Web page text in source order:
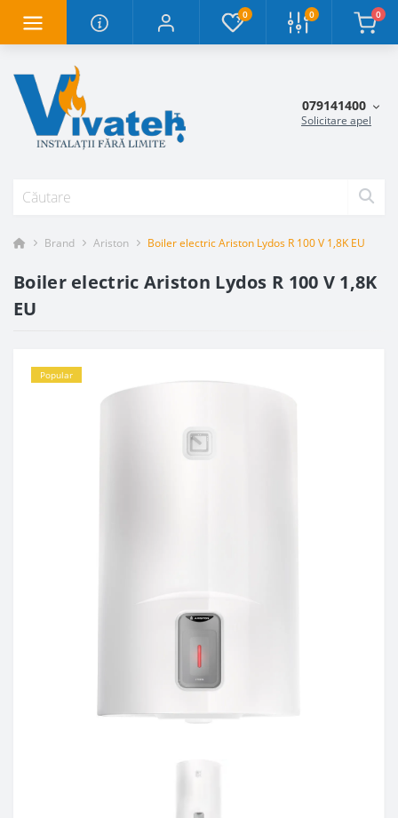
0 0 0
079141400
Solicitare apel
Brand Ariston Boiler electric Ariston Lydos R 100 V 1,8K EU
Boiler electric Ariston Lydos R 100 V 1,8K
EU
Popular